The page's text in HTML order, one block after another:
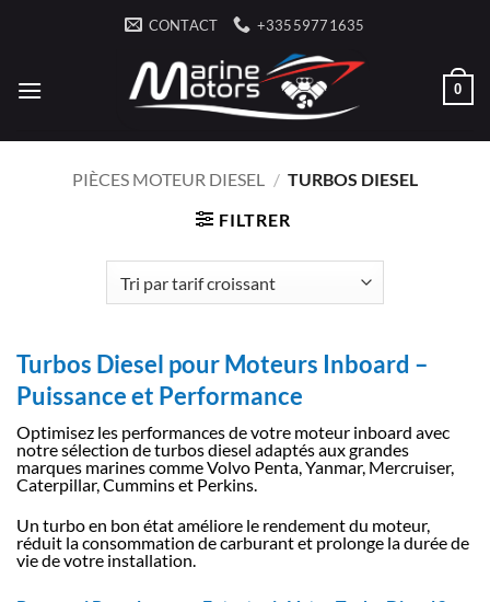
CONTACT +33559771635
0
PIÈCES MOTEUR DIESEL / TURBOS DIESEL
FILTRER
Turbos Diesel pour Moteurs Inboard –
Puissance et Performance
Optimisez les performances de votre moteur inboard avec
notre sélection de turbos diesel adaptés aux grandes
marques marines comme Volvo Penta, Yanmar, Mercruiser,
Caterpillar, Cummins et Perkins.
Un turbo en bon état améliore le rendement du moteur,
réduit la consommation de carburant et prolonge la durée de
vie de votre installation.